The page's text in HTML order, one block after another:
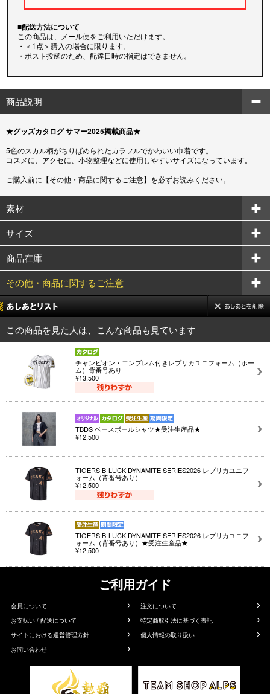
■配送方法について
この商品は、メール便をご利用いただけます。
・＜1点＞購入の場合に限ります。
・ポスト投函のため、配達日時の指定はできません。
商品説明
★グッズカタログ サマー2025掲載商品★
5色のスカル柄がちりばめられたカラフルでかわいい巾着です。
コスメに、アクセに、小物整理などに使用しやすいサイズになっています。
ご購入前に【その他・商品に関するご注意】を必ずお読みください。
素材
サイズ
商品在庫
その他・商品に関するご注意
この商品を見た人は、こんな商品も見ています
チャンピオン・エンブレム付きレプリカユニフォーム（ホー
ム）背番号あり
¥13,500
TBDS ベースボールシャツ★受注生産品★
¥12,500
TIGERS B-LUCK DYNAMITE SERIES2026 レプリカユニフ
ォーム（背番号あり）
¥12,500
TIGERS B-LUCK DYNAMITE SERIES2026 レプリカユニフ
ォーム（背番号あり）★受注生産品★
¥12,500
ご利用ガイド
会員について
注文について
お支払い / 配送について
特定商取引法に基づく表記
サイトにおける運営管理方針
個人情報の取り扱い
お問い合わせ